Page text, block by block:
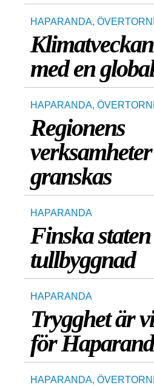
HAPARANDA,
med en
HAPARANDA,
Regionens
granskas
HAPARANDA
Finska
tullbyggnad
HAPARANDA
Trygghet är
för
HAPARANDA,